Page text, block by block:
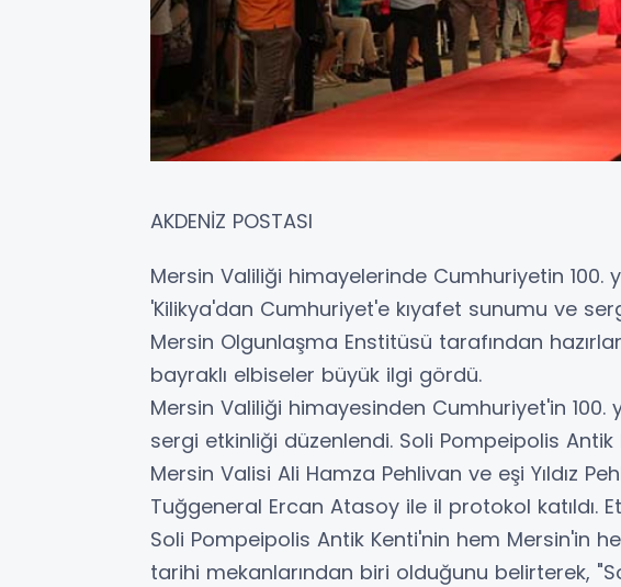
AKDENİZ POSTASI
Mersin Valiliği himayelerinde Cumhuriyetin 100.
'Kilikya'dan Cumhuriyet'e kıyafet sunumu ve
Mersin Olgunlaşma Enstitüsü tarafından
bayraklı elbiseler büyük ilgi gördü.
Mersin Valiliği himayesinden Cumhuriyet'in 100.
sergi etkinliği düzenlendi. Soli Pompeipolis
Mersin Valisi Ali Hamza Pehlivan ve eşi Yıldız
Tuğgeneral Ercan Atasoy ile il protokol katıldı.
Soli Pompeipolis Antik Kenti'nin hem Mersin'in
tarihi mekanlarından biri olduğunu belirterek,